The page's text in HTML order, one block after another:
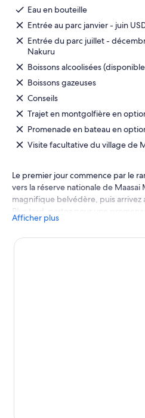
Eau en bouteille
Entrée au parc janvier - juin
Entrée du parc juillet -
Nakuru
Boissons alcoolisées
Boissons gazeuses
Conseils
Trajet en montgolfière en
Promenade en bateau en
Visite facultative du village de
Le premier jour commence par le
vers la réserve nationale de
magnifique belvédère, puis arrivez
Plus tard, partez pour une
parsemées d’arbres et les collines.
lions à crinière noire, de
d’animaux sauvages kenyans.
Arrivez à Nakuru et, si le temps le
Afficher plus